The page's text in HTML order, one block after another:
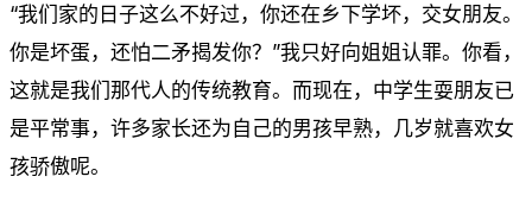
“我们家的日子这么不好过，你还在乡下学坏，交女朋友。
你是坏蛋，还怕二矛揭发你？”我只好向姐姐认罪。你看，
这就是我们那代人的传统教育。而现在，中学生耍朋友已
是平常事，许多家长还为自己的男孩早熟，几岁就喜欢女
孩骄傲呢。